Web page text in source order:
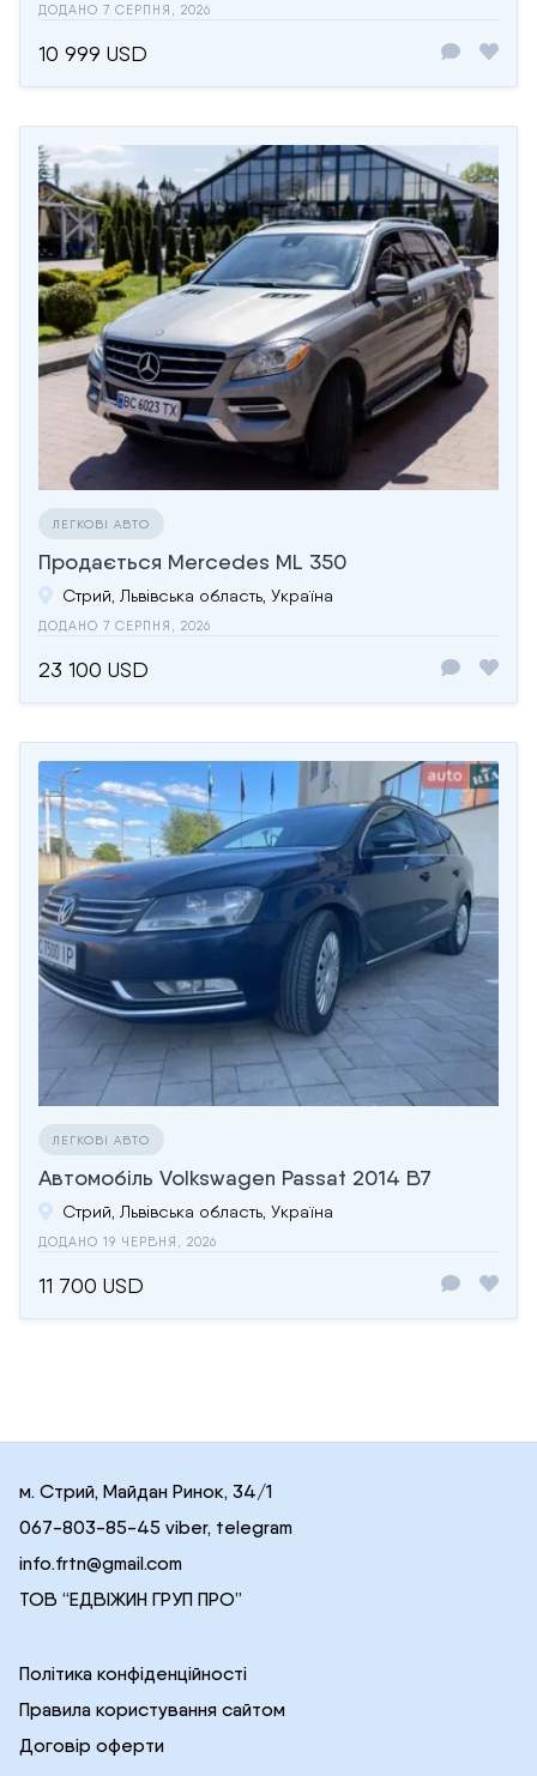
ДОДАНО 7 СЕРПНЯ, 2026
10 999 USD
ЛЕГКОВІ АВТО
Продається Mercedes ML 350
Стрий, Львівська область, Україна
ДОДАНО 7 СЕРПНЯ, 2026
23 100 USD
ЛЕГКОВІ АВТО
Автомобіль Volkswagen Passat 2014 B7
Стрий, Львівська область, Україна
ДОДАНО 19 ЧЕРВНЯ, 2026
11 700 USD
м. Стрий, Майдан Ринок, 34/1
067-803-85-45 viber, telegram
info.frtn@gmail.com
ТОВ “ЕДВІЖИН ГРУП ПРО”
Політика конфіденційності
Правила користування сайтом
Договір оферти